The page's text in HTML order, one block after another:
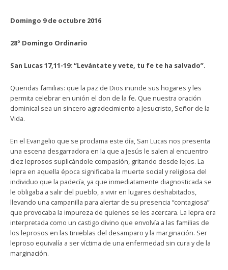
Domingo 9 de octubre 2016
28º Domingo Ordinario
San Lucas 17,11-19: “Levántate y vete, tu fe te ha salvado”.
Queridas familias: que la paz de Dios inunde sus hogares y les
permita celebrar en unión el don de la fe. Que nuestra oración
dominical sea un sincero agradecimiento a Jesucristo, Señor de la
Vida.
En el Evangelio que se proclama este día, San Lucas nos presenta
una escena desgarradora en la que a Jesús le salen al encuentro
diez leprosos suplicándole compasión, gritando desde lejos. La
lepra en aquella época significaba la muerte social y religiosa del
individuo que la padecía, ya que inmediatamente diagnosticada se
le obligaba a salir del pueblo, a vivir en lugares deshabitados,
llevando una campanilla para alertar de su presencia “contagiosa”
que provocaba la impureza de quienes se les acercara. La lepra era
interpretada como un castigo divino que envolvía a las familias de
los leprosos en las tinieblas del desamparo y la marginación. Ser
leproso equivalía a ser víctima de una enfermedad sin cura y de la
marginación.